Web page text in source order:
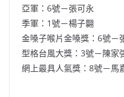
亞軍：6號－張可永
季軍：1號－楊子翾
金嗓子喉片金嗓獎：6號－
型格台風大獎：3號－陳家
網上最具人氣獎：8號－馬